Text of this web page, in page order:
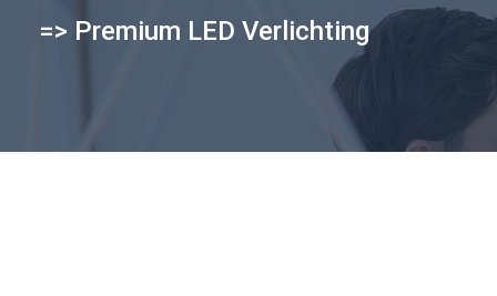
=> Premium LED Verlichting